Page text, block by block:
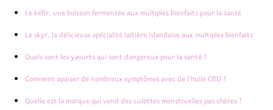
Le kéfir, une boisson fermentée aux multiples bienfaits pour la santé
Le skyr, la délicieuse spécialité laitière islandaise aux multiples bienfaits
Quels sont les yaourts qui sont dangereux pour la santé ?
Comment apaiser de nombreux symptômes avec de l’huile CBD ?
Quelle est la marque qui vend des culottes menstruelles pas chères ?